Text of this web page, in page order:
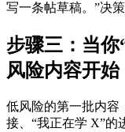
写一条帖草稿。”决
步骤三：当你
风险内容开始
低风险的第一批内容
接、“我正在学 X”的